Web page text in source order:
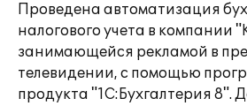
Проведена автоматизация
налогового учета в компании
занимающейся рекламой в
телевидении, с помощью
продукта "1С:Бухгалтерия 8".